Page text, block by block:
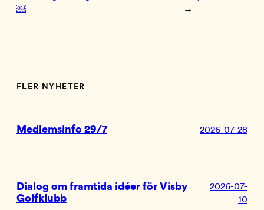
￼
→
FLER NYHETER
Medlemsinfo 29/7 2026-07-28
Dialog om framtida idéer för Visby
Golfklubb
2026-07-
10